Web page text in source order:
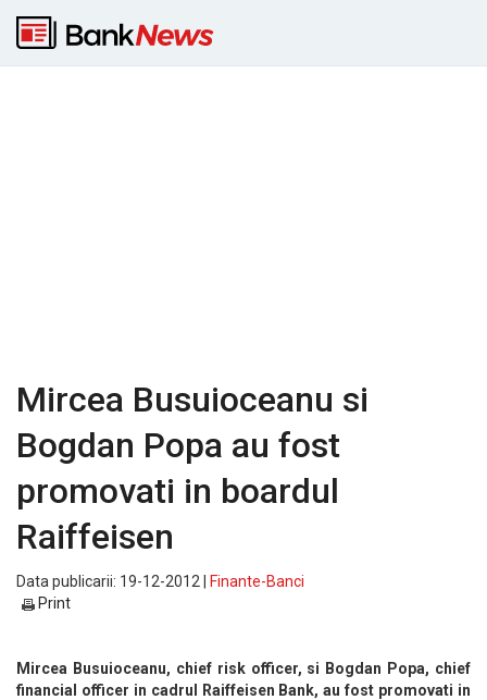
Mircea Busuioceanu si
Bogdan Popa au fost
promovati in boardul
Raiffeisen
Data publicarii: 19-12-2012 |
Finante-Banci
Print
Mircea Busuioceanu, chief risk officer, si Bogdan Popa, chief
financial officer in cadrul Raiffeisen Bank, au fost promovati in